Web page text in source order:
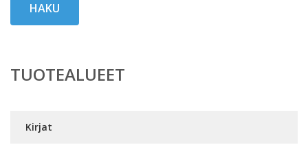
HAKU
TUOTEALUEET
Kirjat